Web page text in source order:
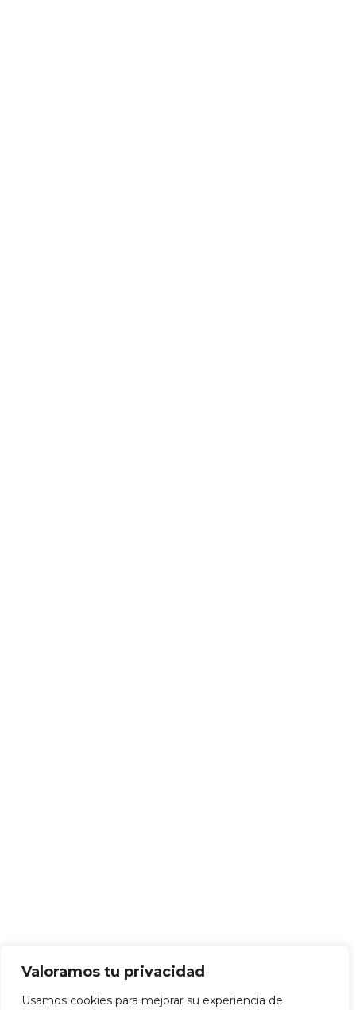
Valoramos tu privacidad
Usamos cookies para mejorar su experiencia de